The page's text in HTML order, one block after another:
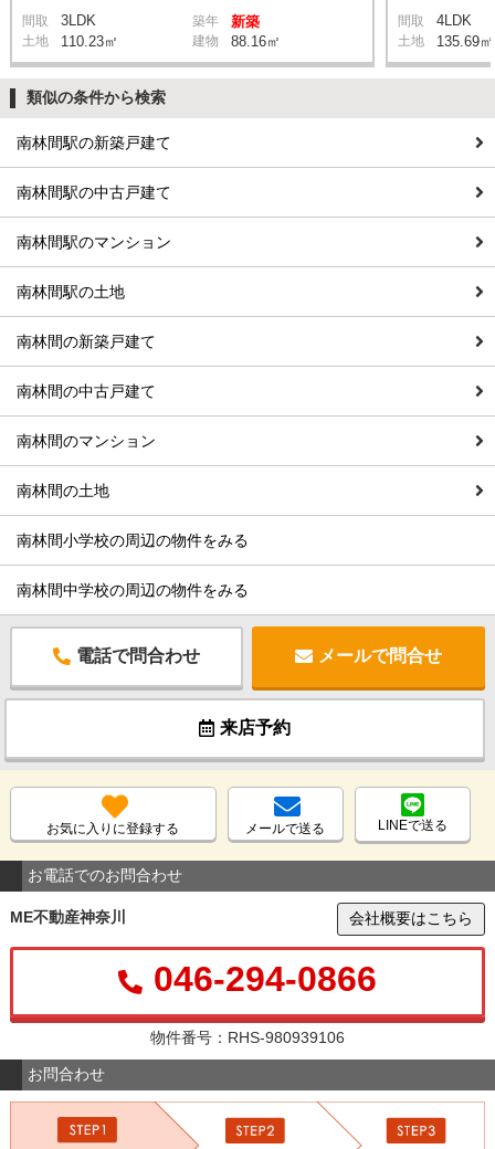
間取 3LDK 築年 新築
土地 110.23㎡ 建物 88.16㎡
間取 4LDK
土地 135.69㎡
類似の条件から検索
南林間駅の新築戸建て
南林間駅の中古戸建て
南林間駅のマンション
南林間駅の土地
南林間の新築戸建て
南林間の中古戸建て
南林間のマンション
南林間の土地
南林間小学校の周辺の物件をみる
南林間中学校の周辺の物件をみる
電話で問合わせ メールで問合せ
来店予約
お気に入りに登録する メールで送る LINEで送る
お電話でのお問合わせ
ME不動産神奈川 会社概要はこちら
046-294-0866
物件番号：RHS-980939106
お問合わせ